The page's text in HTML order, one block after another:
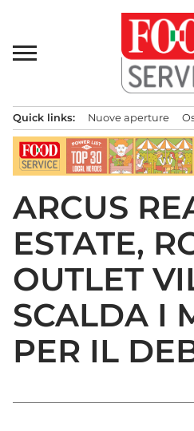
contenuto
principale
Quick links: Nuove aperture
ARCUS
ESTATE,
OUTLET
SCALDA I
PER IL